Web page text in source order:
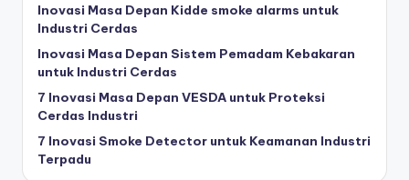
Inovasi Masa Depan Kidde smoke alarms untuk
Industri Cerdas
Inovasi Masa Depan Sistem Pemadam Kebakaran
untuk Industri Cerdas
7 Inovasi Masa Depan VESDA untuk Proteksi
Cerdas Industri
7 Inovasi Smoke Detector untuk Keamanan Industri
Terpadu